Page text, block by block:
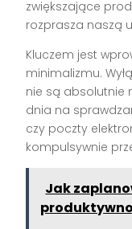
zwiększające
rozprasza naszą
Kluczem jest
minimalizmu.
nie są absolutnie
dnia na
czy poczty
kompulsywnie
Jak